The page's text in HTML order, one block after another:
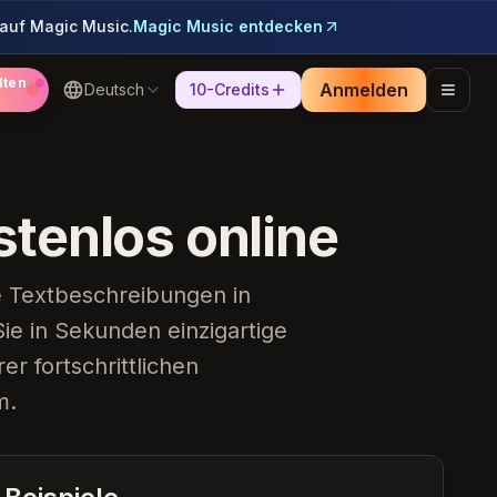
Magic Music.Magic Music entdecken
Deutsch 10-Credits Anmelden
online
in
in Sekunden einzigartige
fortschrittlichen
Heartbreak Souvenirs